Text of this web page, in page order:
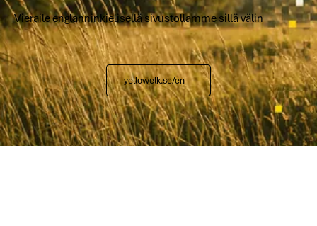
Vieraile englanninkielisellä sivustollamme sillä välin
yellowelk.se/en